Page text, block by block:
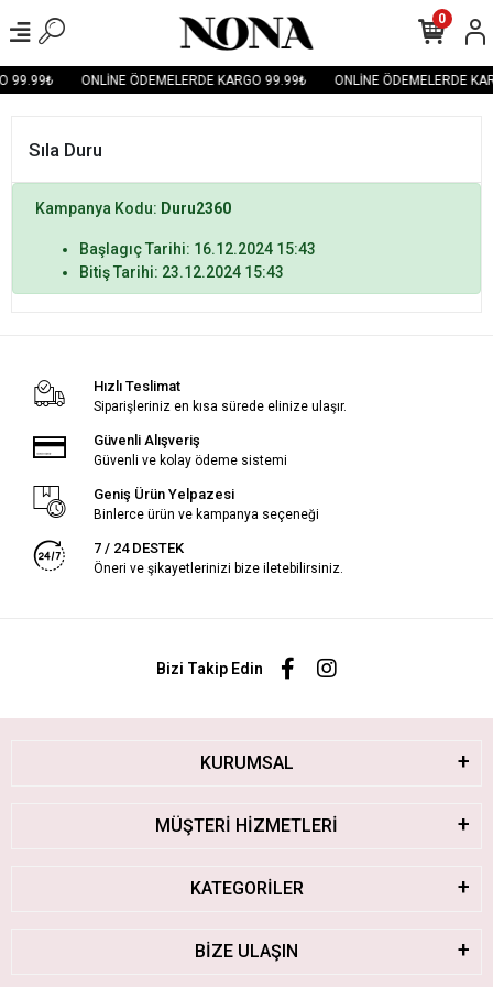
99.99₺ ONLİNE ÖDEMELERDE KARGO 99.99₺ ONLİNE ÖDEMELERDE
0
Sıla Duru
Kampanya Kodu: Duru2360
Başlagıç Tarihi: 16.12.2024 15:43
Bitiş Tarihi: 23.12.2024 15:43
Hızlı Teslimat
Siparişleriniz en kısa sürede elinize ulaşır.
Güvenli Alışveriş
Güvenli ve kolay ödeme sistemi
Geniş Ürün Yelpazesi
Binlerce ürün ve kampanya seçeneği
7 / 24 DESTEK
Öneri ve şikayetlerinizi bize iletebilirsiniz.
Bizi Takip Edin
KURUMSAL
MÜŞTERİ HİZMETLERİ
KATEGORİLER
BİZE ULAŞIN